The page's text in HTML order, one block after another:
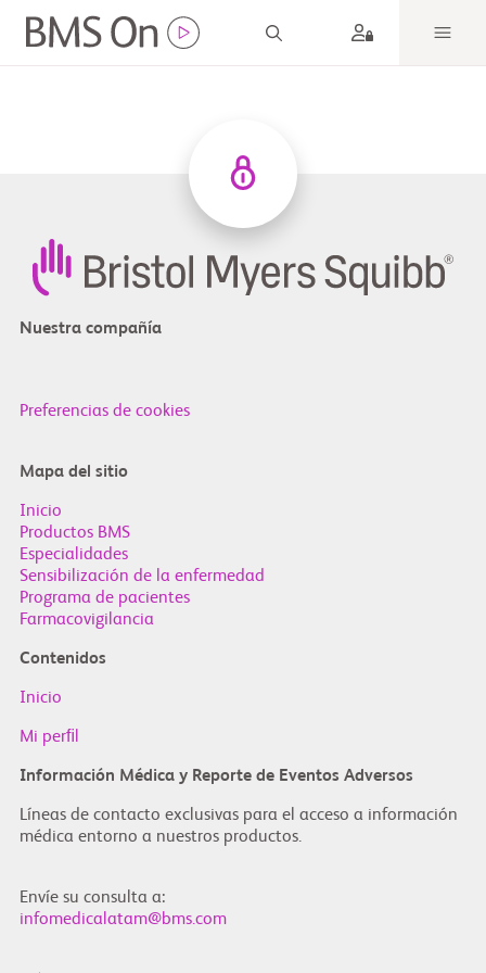
Nuestra compañía
Preferencias de cookies
Mapa del sitio
Inicio
Productos BMS
Especialidades
Sensibilización de la enfermedad
Programa de pacientes
Farmacovigilancia
Contenidos
Inicio
Mi perﬁl
Información Médica y Reporte de Eventos Adversos
Líneas de contacto exclusivas para el acceso a información
médica entorno a nuestros productos.
Envíe su consulta a:
infomedicalatam@bms.com